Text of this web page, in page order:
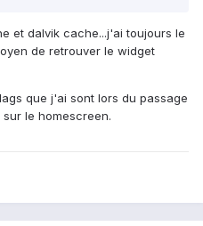
et dalvik cache...j'ai toujours le
de retrouver le widget
que j'ai sont lors du passage
le homescreen.